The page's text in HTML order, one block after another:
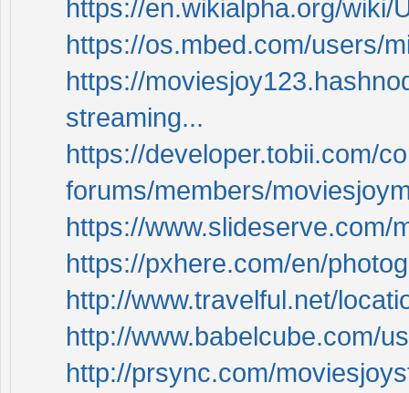
https://en.wikialpha.org/wiki/
https://os.mbed.com/users/
https://
streaming...
https://developer.tobii.com/
forums/members/
https://www.slideserve.com/
https://pxhere.com/en/
http://www.travelful.net/
http://www.babelcube.com/
http://prsync.com/